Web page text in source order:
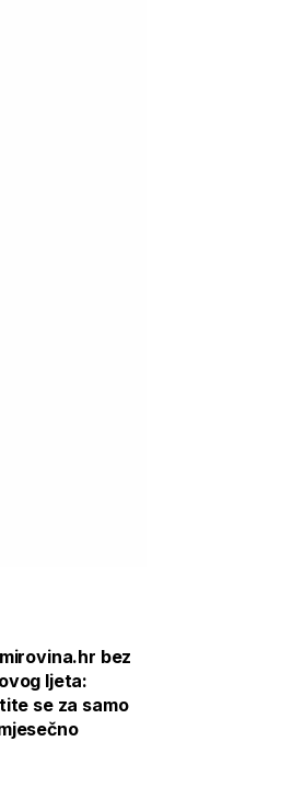
bez
ljeta:
se za samo